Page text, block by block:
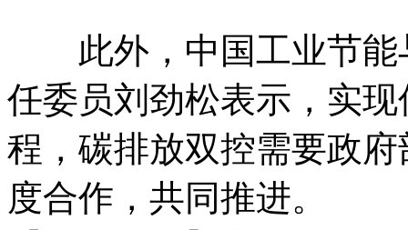
此外，中国工业节能
任委员刘劲松表示，实
程，碳排放双控需要政
度合作，共同推进。